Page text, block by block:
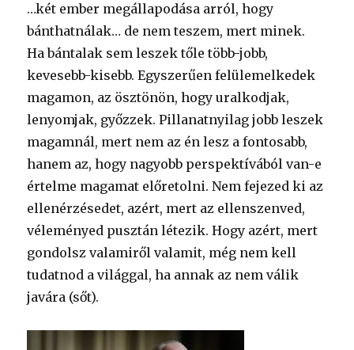
…két ember megállapodása arról, hogy
bánthatnálak… de nem teszem, mert minek.
Ha bántalak sem leszek tőle több-jobb,
kevesebb-kisebb. Egyszerűen felülemelkedek
magamon, az ösztönön, hogy uralkodjak,
lenyomjak, győzzek. Pillanatnyilag jobb leszek
magamnál, mert nem az én lesz a fontosabb,
hanem az, hogy nagyobb perspektívából van-e
értelme magamat előretolni. Nem fejezed ki az
ellenérzésedet, azért, mert az ellenszenved,
véleményed pusztán létezik. Hogy azért, mert
gondolsz valamiről valamit, még nem kell
tudatnod a világgal, ha annak az nem válik
javára (sőt).